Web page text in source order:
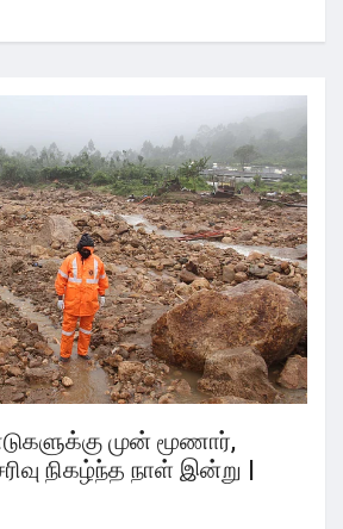
முன் மூணார்,
நிகழ்ந்த நாள் இன்று |